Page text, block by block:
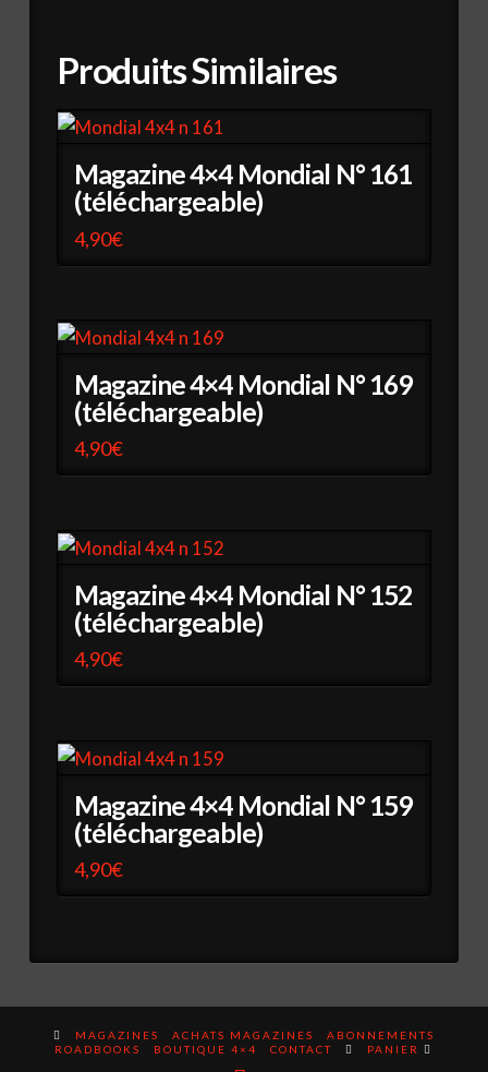
Produits Similaires
Magazine 4×4 Mondial N° 161
(téléchargeable)
4,90€
Magazine 4×4 Mondial N° 169
(téléchargeable)
4,90€
Magazine 4×4 Mondial N° 152
(téléchargeable)
4,90€
Magazine 4×4 Mondial N° 159
(téléchargeable)
4,90€
MAGAZINES ACHATS MAGAZINES
ABONNEMENTS
ROADBOOKS
BOUTIQUE 4×4 CONTACT PANIER